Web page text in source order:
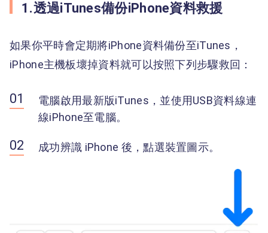
1.透過iTunes備份iPhone資料救援
如果你平時會定期將iPhone資料備份至iTunes，
iPhone主機板壞掉資料就可以按照下列步驟救回：
電腦啟用最新版iTunes，並使用USB資料線連
線iPhone至電腦。
成功辨識 iPhone 後，點選裝置圖示。